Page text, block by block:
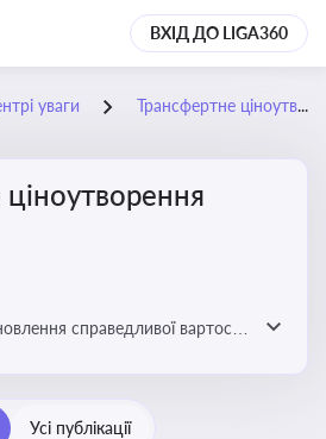
ВХІД ДО LIGA360
уваги Трансфертне ціноутворення
справедливої вартості
Усі публікації